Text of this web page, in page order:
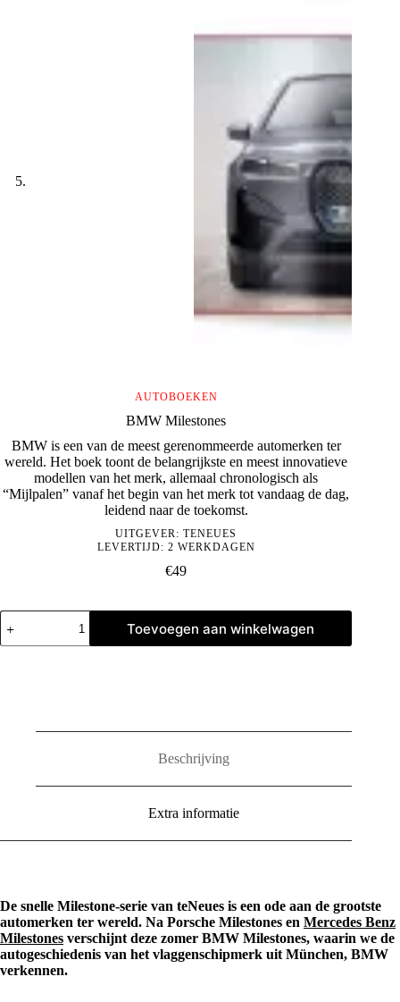
AUTOBOEKEN
BMW Milestones
BMW is een van de meest gerenommeerde automerken ter
wereld. Het boek toont de belangrijkste en meest innovatieve
modellen van het merk, allemaal chronologisch als
“Mijlpalen” vanaf het begin van het merk tot vandaag de dag,
leidend naar de toekomst.
UITGEVER:TENEUES
LEVERTIJD: 2 WERKDAGEN
€49
BMW
Milestones
aantal
Toevoegen aan winkelwagen
Beschrijving
Extra informatie
De snelle Milestone-serie van teNeues is een ode aan de grootste
automerken ter wereld. Na Porsche Milestones en Mercedes Benz
Milestones verschijnt deze zomer BMW Milestones, waarin we de
autogeschiedenis van het vlaggenschipmerk uit München, BMW
verkennen.